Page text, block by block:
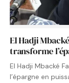
El Hadji
transforme
El Hadji Mbacké
l’épargne en